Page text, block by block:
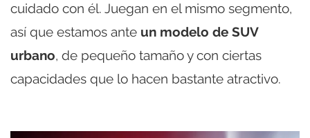
cuidado con él. Juegan en el mismo segmento,
así que estamos ante un modelo de SUV
urbano, de pequeño tamaño y con ciertas
capacidades que lo hacen bastante atractivo.